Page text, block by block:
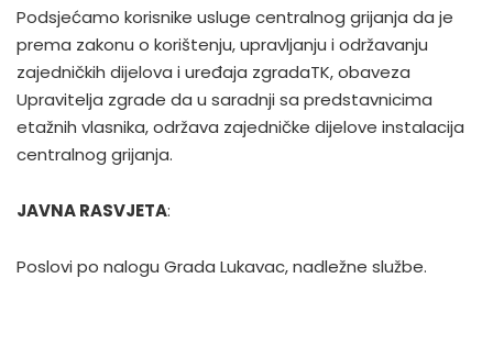
Podsjećamo korisnike usluge centralnog grijanja da je
prema zakonu o korištenju, upravljanju i održavanju
zajedničkih dijelova i uređaja zgradaTK, obaveza
Upravitelja zgrade da u saradnji sa predstavnicima
etažnih vlasnika, održava zajedničke dijelove instalacija
centralnog grijanja.
JAVNA RASVJETA:
Poslovi po nalogu Grada Lukavac, nadležne službe.